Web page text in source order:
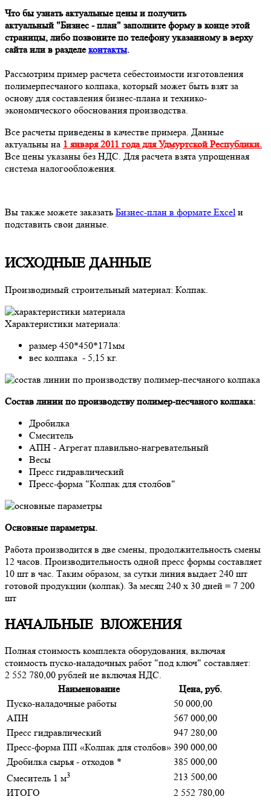
Что бы узнать актуальные цены и получить
актуальный "Бизнес - план" заполните форму в конце этой
страницы, либо позвоните по телефону указанному в верху
сайта или в разделеконтакты.
Рассмотрим пример расчета себестоимости изготовления
полимерпесчаного колпака, который может быть взят за
основу для составления бизнес-плана и технико-
экономического обоснования производства.
Все расчеты приведены в качестве примера. Данные
актуальны на 1 января 2011 года для Удмуртской Республики.
Все цены указаны без НДС. Для расчета взята упрощенная
система налогообложения.
Вы также можете заказать Бизнес-план в формате Excelи
подставить свои данные.
ИСХОДНЫЕ ДАННЫЕ
Производимый строительный материал: Колпак.
Характеристики материала:
размер 450*450*171мм
вес колпака - 5,15 кг.
Состав линии по производству полимер-песчаного колпака:
Дробилка
Смеситель
АПН - Агрегат плавильно-нагревательный
Весы
Пресс гидравлический
Пресс-форма "Колпак для столбов"
Основные параметры.
Работа производится в две смены, продолжительность смены
12 часов. Производительность одной пресс формы составляет
10 шт в час. Таким образом, за сутки линия выдает 240 шт
готовой продукции (колпак). За месяц 240 х 30 дней = 7 200
шт
НАЧАЛЬНЫЕ ВЛОЖЕНИЯ
Полная стоимость комплекта оборудования, включая
стоимость пуско-наладочных работ "под ключ" составляет:
2 552 780,00 рублей не включая НДС.
Наименование
Цена, руб.
Пуско-наладочные работы
50 000,00
АПН
567 000,00
Пресс гидравлический
947 280,00
Пресс-форма ПП «Колпак для столбов» 390 000,00
Дробилка сырья - отходов *
385 000,00
Смеситель 1 м3
213 500,00
ИТОГО
2 552 780,00